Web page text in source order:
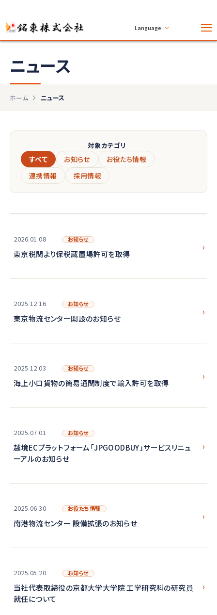
Language
ニュース
ホーム ニュース
対象カテゴリ
すべて お知らせ
お役たち情報
連携情報
採用情報
2026.01.08 お知らせ
東京税関より保税蔵置場許可を取得
2025.12.16 お知らせ
東京物流センター開設のお知らせ
2025.12.03 お知らせ
海上小口貨物の簡易通関制度で輸入許可を取得
2025.07.01 お知らせ
越境ECプラットフォーム「JPGOODBUY」サービスリニュ
ーアルのお知らせ
2025.06.30 お役たち情報
南港物流センター 設備拡張のお知らせ
2025.05.20 お知らせ
当社代表取締役の京都大学大学院 工学研究科の研究員
就任について